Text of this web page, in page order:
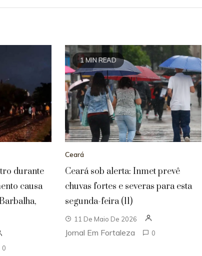
durante
causa
0
1 MIN READ
Ceará
Ceará sob alerta: Inmet prevê
chuvas fortes e severas para esta
segunda-feira (11)
11 De Maio De 2026
Jornal Em Fortaleza 0